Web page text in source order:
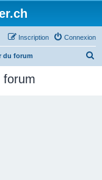
Connexion
Inscription
du forum
forum